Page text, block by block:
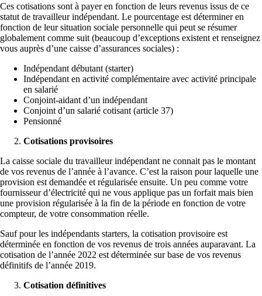
Ces cotisations sont à payer en fonction de leurs revenus issus de ce
statut de travailleur indépendant. Le pourcentage est déterminer en
fonction de leur situation sociale personnelle qui peut se résumer
globalement comme suit (beaucoup d’exceptions existent et renseignez
vous auprès d’une caisse d’assurances sociales) :
Indépendant débutant (starter)
Indépendant en activité complémentaire avec activité principale
en salarié
Conjoint-aidant d’un indépendant
Conjoint d’un salarié cotisant (article 37)
Pensionné
Cotisations provisoires
La caisse sociale du travailleur indépendant ne connait pas le montant
de vos revenus de l’année à l’avance. C’est la raison pour laquelle une
provision est demandée et régularisée ensuite. Un peu comme votre
fournisseur d’électricité qui ne vous applique pas un forfait mais bien
une provision régularisée à la fin de la période en fonction de votre
compteur, de votre consommation réelle.
Sauf pour les indépendants starters, la cotisation provisoire est
déterminée en fonction de vos revenus de trois années auparavant. La
cotisation de l’année 2022 est déterminée sur base de vos revenus
définitifs de l’année 2019.
Cotisation définitives